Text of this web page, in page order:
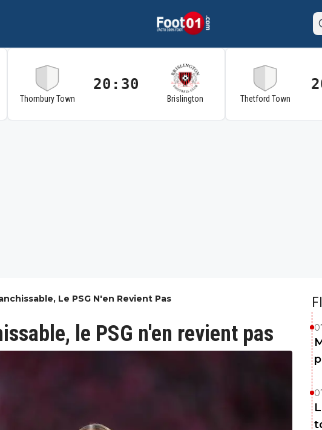
Thornbury Town
20:30
Brislington Thetford Town
Le PSG N'en Revient Pas
le PSG n'en revient pas